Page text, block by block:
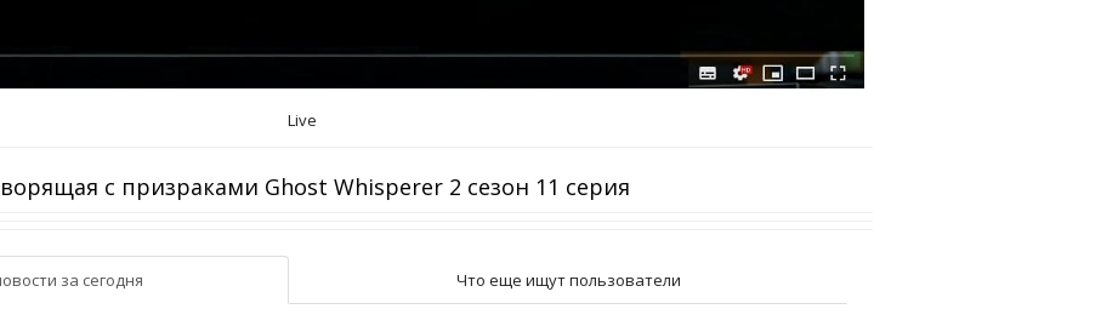
Live
с призраками Ghost Whisperer 2 сезон 11 серия
за сегодня Что еще ищут пользователи